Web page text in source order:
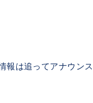
報は追ってアナウンス